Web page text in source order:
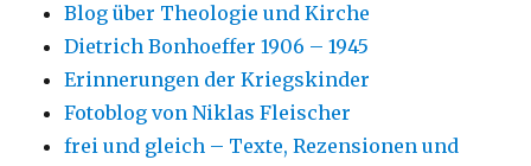
Blog über Theologie und Kirche
Dietrich Bonhoeffer 1906 – 1945
Erinnerungen der Kriegskinder
Fotoblog von Niklas Fleischer
frei und gleich – Texte, Rezensionen und